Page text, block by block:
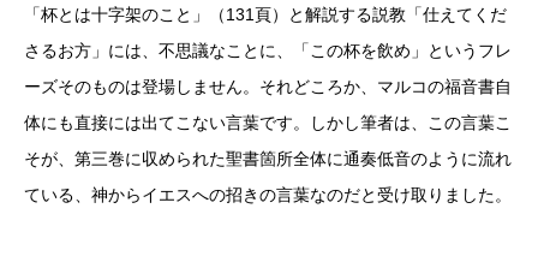
「杯とは十字架のこと」（131頁）と解説する説教「仕えてくだ
さるお方」には、不思議なことに、「この杯を飲め」というフレ
ーズそのものは登場しません。それどころか、マルコの福音書自
体にも直接には出てこない言葉です。しかし筆者は、この言葉こ
そが、第三巻に収められた聖書箇所全体に通奏低音のように流れ
ている、神からイエスへの招きの言葉なのだと受け取りました。